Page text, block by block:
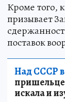
Кроме того,
призывает
поставок
Над СССР
искала и